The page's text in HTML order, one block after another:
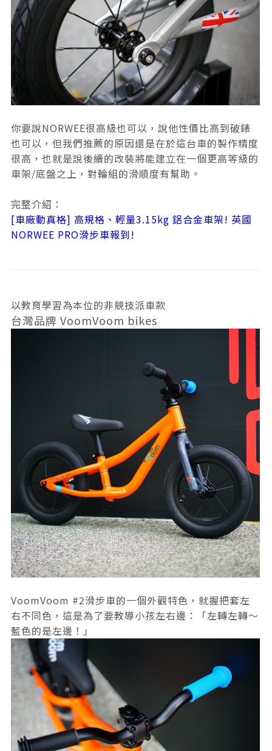
你要說NORWEE很高級也可以，說他性價比高到破錶
也可以，但我們推薦的原因還是在於這台車的製作精度
很高，也就是說後續的改裝將能建立在一個更高等級的
車架/底盤之上，對輪組的滑順度有幫助。
完整介紹：
[車廠動真格] 高規格、輕量3.15kg 鋁合金車架! 英國
NORWEE PRO滑步車報到!
以教育學習為本位的非競技派車款
台灣品牌 VoomVoom bikes
VoomVoom #2滑步車的一個外觀特色，就握把套左
右不同色，這是為了要教導小孩左右邊：「左轉左轉～
藍色的是左邊！」